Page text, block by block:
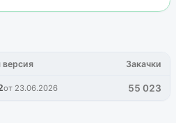
версия Закачки
от 23.06.2026 55 023